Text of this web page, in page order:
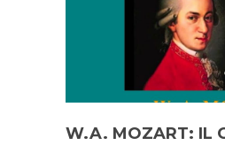
W.A. MOZART: IL